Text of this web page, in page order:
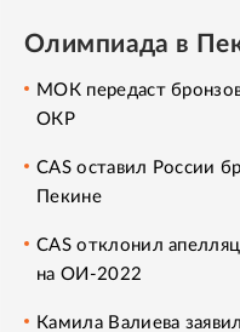
Олимпиада в
МОК передаст
ОКР
CAS оставил России
Пекине
CAS отклонил
на ОИ-2022
Камила Валиева